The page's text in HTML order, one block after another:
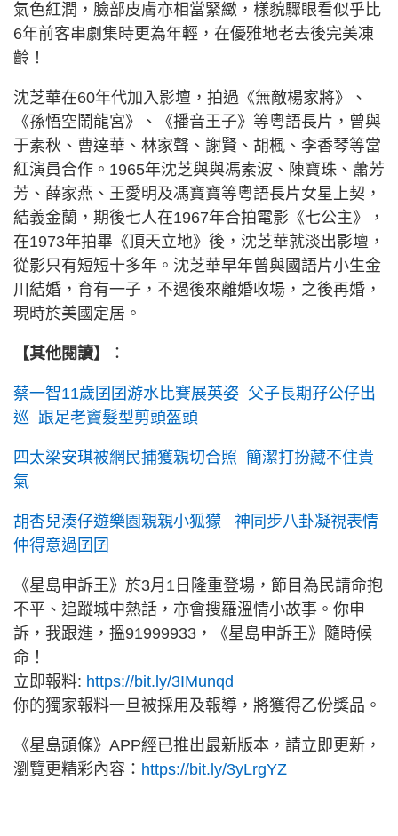
氣色紅潤，臉部皮膚亦相當緊緻，樣貌驟眼看似乎比
6年前客串劇集時更為年輕，在優雅地老去後完美凍
齡！
沈芝華在60年代加入影壇，拍過《無敵楊家將》、
《孫悟空鬧龍宮》、《播音王子》等粵語長片，曾與
于素秋、曹達華、林家聲、謝賢、胡楓、李香琴等當
紅演員合作。1965年沈芝與與馮素波、陳寶珠、蕭芳
芳、薛家燕、王愛明及馮寶寶等粵語長片女星上契，
結義金蘭，期後七人在1967年合拍電影《七公主》，
在1973年拍畢《頂天立地》後，沈芝華就淡出影壇，
從影只有短短十多年。沈芝華早年曾與國語片小生金
川結婚，育有一子，不過後來離婚收場，之後再婚，
現時於美國定居。
【其他閱讀】 ：
蔡一智11歲囝囝游水比賽展英姿 父子長期孖公仔出
巡 跟足老竇髮型剪頭盔頭
四太梁安琪被網民捕獲親切合照 簡潔打扮藏不住貴
氣
胡杏兒湊仔遊樂園親親小狐獴 神同步八卦凝視表情
仲得意過囝囝
《星島申訴王》於3月1日隆重登場，節目為民請命抱
不平、追蹤城中熱話，亦會搜羅溫情小故事。你申
訴，我跟進，搵91999933，《星島申訴王》隨時候
命！
立即報料: https://bit.ly/3IMunqd
你的獨家報料一旦被採用及報導，將獲得乙份獎品。
《星島頭條》APP經已推出最新版本，請立即更新，
瀏覽更精彩內容： https://bit.ly/3yLrgYZ